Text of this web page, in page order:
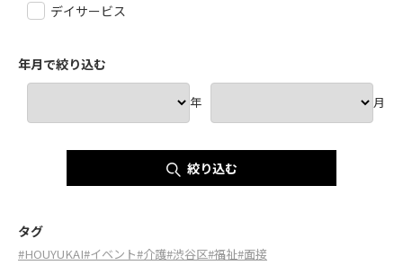
デイサービス
年月で絞り込む
年 月
絞り込む
タグ
#HOUYUKAI#イベント#介護#渋谷区#福祉#面接